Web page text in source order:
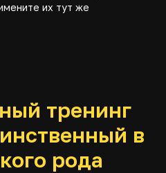
их тут же
тренинг
в
рода